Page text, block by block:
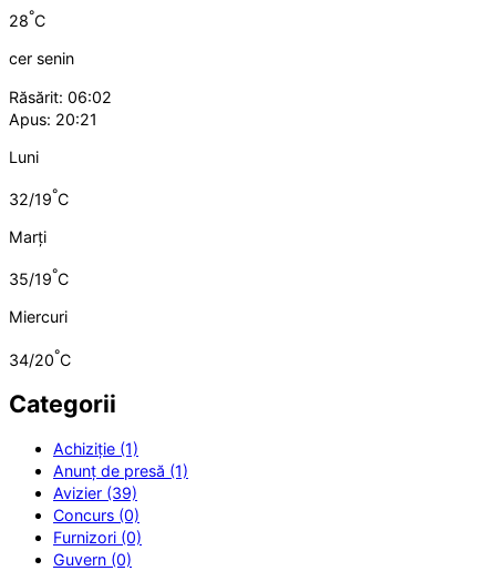
28°C
cer senin
Răsărit: 06:02
Apus: 20:21
Luni
32/19°C
Marți
35/19°C
Miercuri
34/20°C
Categorii
Achiziție (1)
Anunț de presă (1)
Avizier (39)
Concurs (0)
Furnizori (0)
Guvern (0)